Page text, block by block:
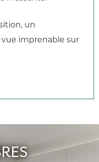
un
imprenable sur